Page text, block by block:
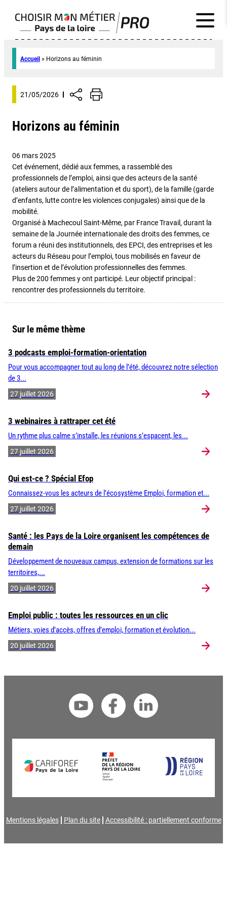
Accueil » Horizons au féminin
21/05/2026
Horizons au féminin
06 mars 2025
Cet événement, dédié aux femmes, a rassemblé des
professionnels de l’emploi, ainsi que des acteurs de la santé
(ateliers autour de l’alimentation et du sport), de la famille (garde
d’enfants, lutte contre les violences conjugales) ainsi que de la
mobilité.
Organisé à Machecoul Saint-Même, par France Travail, durant la
semaine de la Journée internationale des droits des femmes, ce
forum a réuni des institutionnels, des EPCI, des entreprises et les
acteurs du Réseau pour l’emploi, tous mobilisés en faveur de
l’insertion et de l’évolution professionnelles des femmes.
Plus de 200 femmes y ont participé. Leur objectif principal :
rencontrer des professionnels du territoire.
Sur le même thème
3 podcasts emploi-formation-orientation
Pour vous accompagner tout au long de l’été, découvrez notre sélection
de 3...
27 juillet 2026
3 webinaires à rattraper cet été
Un rythme plus calme s’installe, les réunions s’espacent, les...
27 juillet 2026
Qui est-ce ? Spécial Efop
Connaissez-vous les acteurs de l’écosystème Emploi, formation et...
27 juillet 2026
Santé : les Pays de la Loire organisent les compétences de
demain
Développement de nouveaux campus, extension de formations sur les
territoires,...
20 juillet 2026
Emploi public : toutes les ressources en un clic
Métiers, voies d’accès, offres d’emploi, formation et évolution...
20 juillet 2026
Mentions légales Plan du site Accessibilité : partiellement conforme